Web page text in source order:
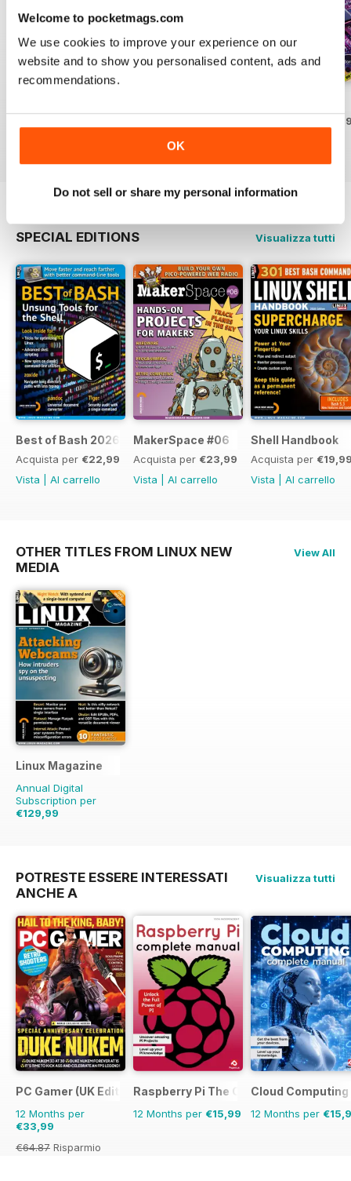
Welcome to pocketmags.com
We use cookies to improve your experience on our
website and to show you personalised content, ads and
recommendations.
OK
Do not sell or share my personal information
Al carrello
SPECIAL EDITIONS Visualizza tutti
Best of Bash 2026
Acquista per €22,99
Vista
Al carrello
MakerSpace #06
Acquista per €23,99
Vista
Al carrello
Shell Handbook
Acquista per
Vista
Al carrello
OTHER TITLES FROM LINUX NEW
MEDIA
View All
Linux Magazine
Annual Digital
Subscription per
€129,99
POTRESTE ESSERE INTERESSATI
ANCHE A
Visualizza tutti
PC Gamer (UK Edition)
12 Months per
€33,99
€64.87 Risparmio
Raspberry Pi The Complete Manual
12 Months per €15,99
Cloud
12 Months per